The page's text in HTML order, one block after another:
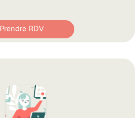
Prendre RDV